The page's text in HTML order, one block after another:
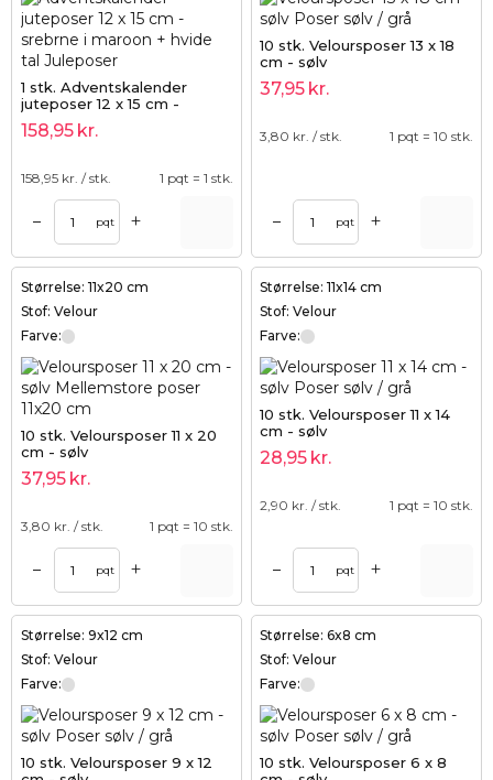
1 stk. Adventskalender
juteposer 12 x 15 cm -
srebrne i maroon + hvide tal
158,95 kr.
158,95 kr. / stk. 1 pqt = 1 stk.
– pqt +
10 stk. Veloursposer 13 x 18
cm - sølv
37,95 kr.
3,80 kr. / stk. 1 pqt = 10 stk.
– pqt +
Størrelse: 11x20 cm
Stof: Velour
Farve:
10 stk. Veloursposer 11 x 20
cm - sølv
37,95 kr.
3,80 kr. / stk. 1 pqt = 10 stk.
– pqt +
Størrelse: 11x14 cm
Stof: Velour
Farve:
10 stk. Veloursposer 11 x 14
cm - sølv
28,95 kr.
2,90 kr. / stk. 1 pqt = 10 stk.
– pqt +
Størrelse: 9x12 cm
Stof: Velour
Farve:
10 stk. Veloursposer 9 x 12
Størrelse: 6x8 cm
Stof: Velour
Farve:
10 stk. Veloursposer 6 x 8